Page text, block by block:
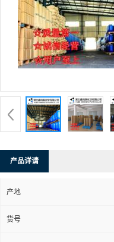
产品详请
产地
货号